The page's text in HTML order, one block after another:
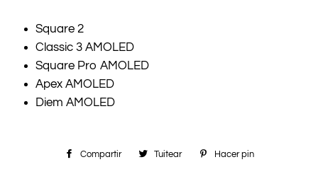
Square 2
Classic 3 AMOLED
Square Pro AMOLED
Apex AMOLED
Diem AMOLED
Compartir Compartir
Tuitear TuitearHacer pin